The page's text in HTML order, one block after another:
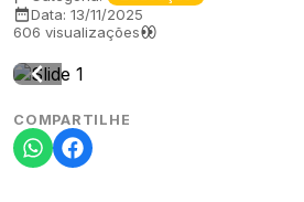
Data: 13/11/2025
606 visualizações
COMPARTILHE